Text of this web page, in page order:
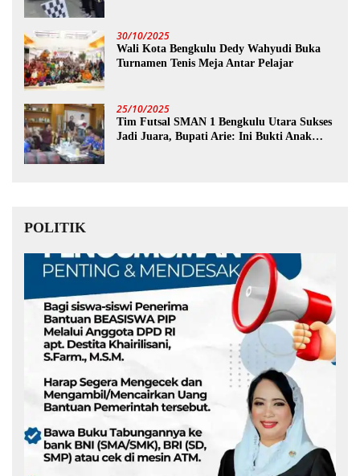
30/10/2025
Wali Kota Bengkulu Dedy Wahyudi Buka
Turnamen Tenis Meja Antar Pelajar
25/10/2025
Tim Futsal SMAN 1 Bengkulu Utara Sukses
Jadi Juara, Bupati Arie: Ini Bukti Anak
POLITIK